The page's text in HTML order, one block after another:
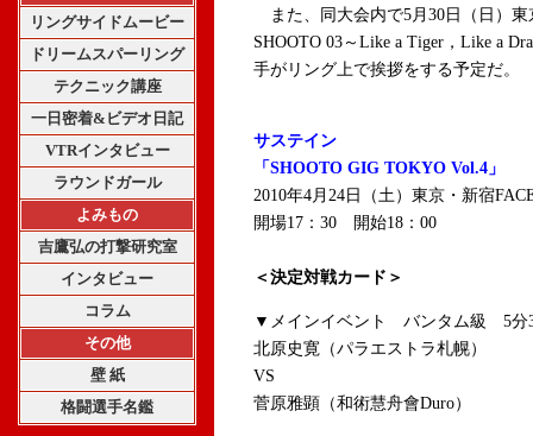
リングサイドムービー
ドリームスパーリング
テクニック講座
一日密着&ビデオ日記
VTRインタビュー
ラウンドガール
よみもの
吉鷹弘の打撃研究室
インタビュー
コラム
その他
壁 紙
格闘選手名鑑
また、同大会内で5月30日（日）東
SHOOTO 03～Like a Tiger，Like a
手がリング上で挨拶をする予定だ。
サステイン
「SHOOTO GIG TOKYO Vol.4」
2010年4月24日（土）東京・新宿
開場17：30 開始18：00
＜決定対戦カード＞
▼メインイベント バンタム級 5分
北原史寛（パラエストラ札幌）
VS
菅原雅顕（和術慧舟會Duro）